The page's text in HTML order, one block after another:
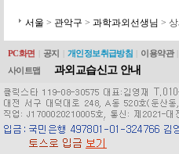
서울 > 관악구 > 과학과외선생님 >
PC화면 공지 개인정보취급방침 이용약관
사이트맵
과외교습신고 안내